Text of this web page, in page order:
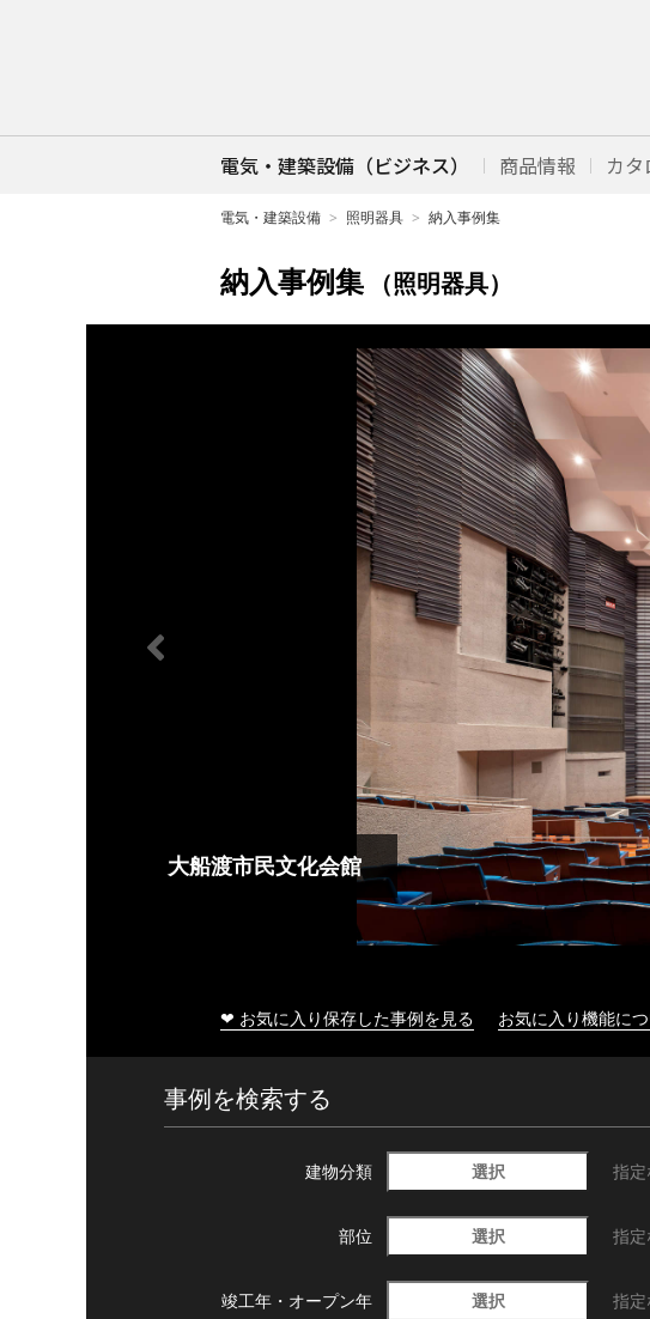
電気・建築設備（ビジネス） 商品情報 カ
電気・建築設備 照明器具 納入事例集
納入事例集 （照明器具）
大船渡市民文化会館
❤ お気に入り保存した事例を見る お気に入り機能に
事例を検索する
建物分類 選択 指定
部位 選択 指定
竣工年・ オープン年 選択 指定